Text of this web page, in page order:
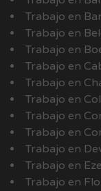
Trabajo en
Trabajo en
Trabajo en
Trabajo en
Trabajo en
Trabajo en
Trabajo en
Trabajo en
Trabajo en
Trabajo en
Trabajo en